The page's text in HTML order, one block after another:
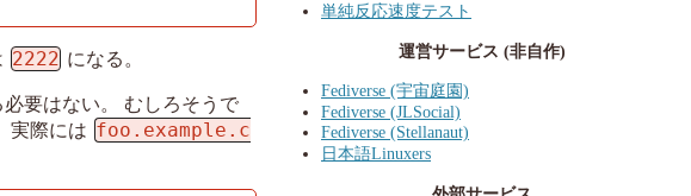
2222 になる。
要はない。 むしろそうで
実際には foo.example.c
単純反応速度テスト
運営サービス (非自作)
Fediverse (宇宙庭園)
Fediverse (JLSocial)
Fediverse (Stellanaut)
日本語Linuxers